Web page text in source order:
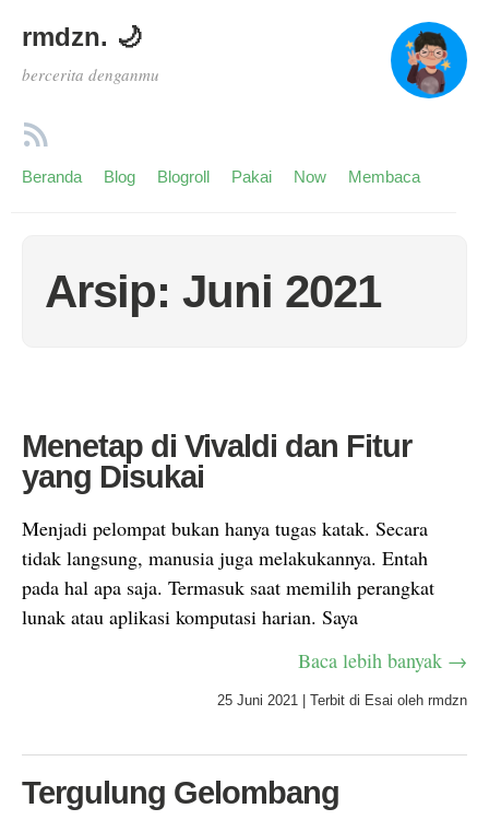
rmdzn. 🌙
bercerita denganmu
Beranda Blog Blogroll Pakai Now Membaca
Arsip: Juni 2021
Menetap di Vivaldi dan Fitur
yang Disukai
Menjadi pelompat bukan hanya tugas katak. Secara
tidak langsung, manusia juga melakukannya. Entah
pada hal apa saja. Termasuk saat memilih perangkat
lunak atau aplikasi komputasi harian. Saya
Baca lebih banyak →
25 Juni 2021 Terbit di Esai oleh rmdzn
Tergulung Gelombang